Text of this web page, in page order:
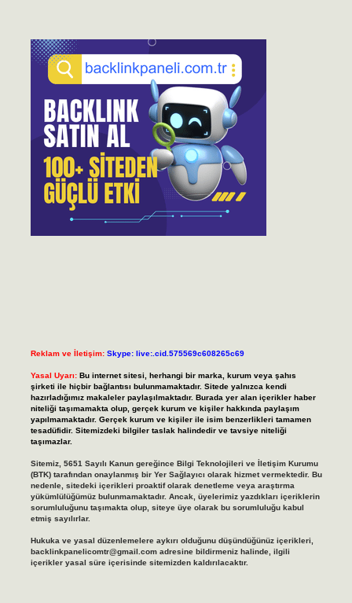
Reklam ve İletişim: Skype: live:.cid.575569c608265c69
Yasal Uyarı: Bu internet sitesi, herhangi bir marka, kurum veya şahıs
şirketi ile hiçbir bağlantısı bulunmamaktadır. Sitede yalnızca kendi
hazırladığımız makaleler paylaşılmaktadır. Burada yer alan içerikler haber
niteliği taşımamakta olup, gerçek kurum ve kişiler hakkında paylaşım
yapılmamaktadır. Gerçek kurum ve kişiler ile isim benzerlikleri tamamen
tesadüfidir. Sitemizdeki bilgiler taslak halindedir ve tavsiye niteliği
taşımazlar.
Sitemiz, 5651 Sayılı Kanun gereğince Bilgi Teknolojileri ve İletişim Kurumu
(BTK) tarafından onaylanmış bir Yer Sağlayıcı olarak hizmet vermektedir. Bu
nedenle, sitedeki içerikleri proaktif olarak denetleme veya araştırma
yükümlülüğümüz bulunmamaktadır. Ancak, üyelerimiz yazdıkları içeriklerin
sorumluluğunu taşımakta olup, siteye üye olarak bu sorumluluğu kabul
etmiş sayılırlar.
Hukuka ve yasal düzenlemelere aykırı olduğunu düşündüğünüz içerikleri,
backlinkpanelicomtr@gmail.comadresine bildirmeniz halinde, ilgili
içerikler yasal süre içerisinde sitemizden kaldırılacaktır.